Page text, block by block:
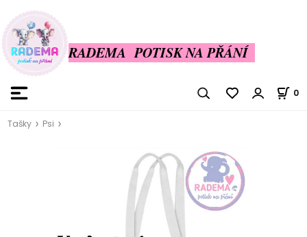
RADEMA POTISK NA PŘÁNÍ
0
Tašky Psi